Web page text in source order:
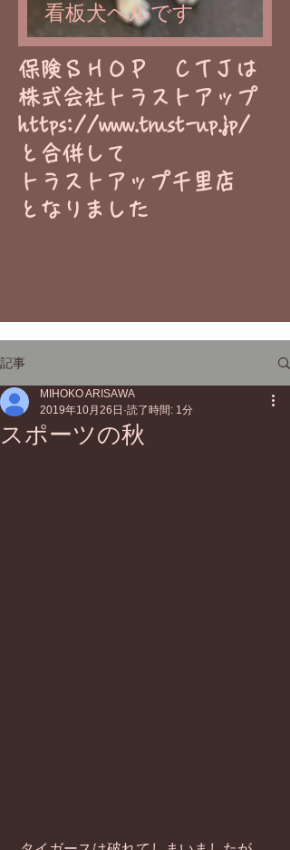
看板犬ベルです
​保険ＳＨＯＰ ＣＴＪは
株式会社トラストアップ
https://www.trust-up.jp/
と合併して
トラストアップ千里店
​となりました
記事
スポーツの秋
MIHOKO ARISAWA
2019年10月26日 読了時間: 1分